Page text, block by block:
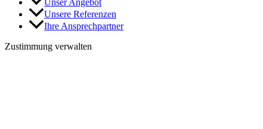
Unsere Referenzen
Ihre Ansprechpartner
Zustimmung verwalten